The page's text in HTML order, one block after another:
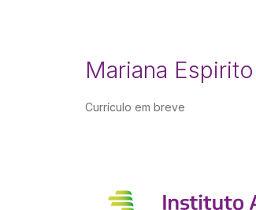
Mariana
Currículo em breve